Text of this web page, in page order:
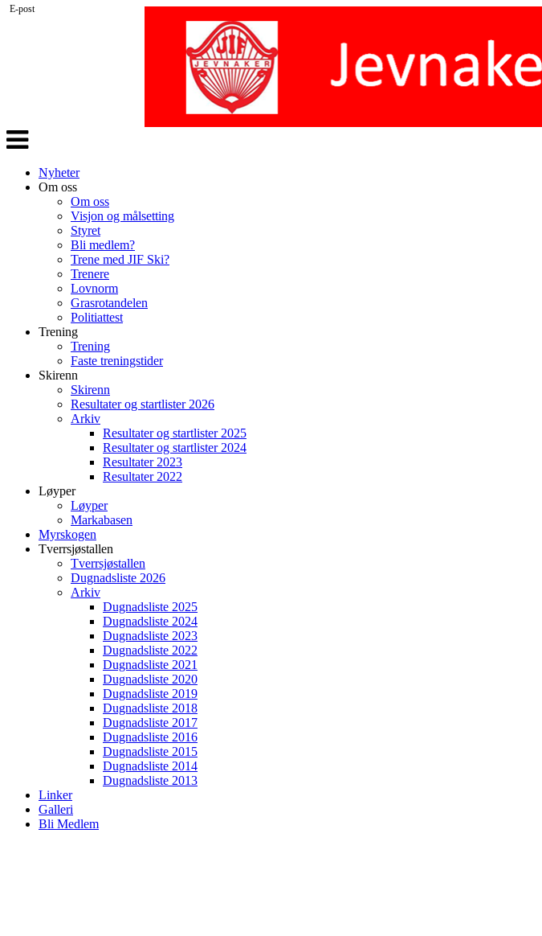
Veksle
navigasjon
Nyheter
Om oss
Om oss
Visjon og målsetting
Styret
Bli medlem?
Trene med JIF Ski?
Trenere
Lovnorm
Grasrotandelen
Politiattest
Trening
Trening
Faste treningstider
Skirenn
Skirenn
Resultater og startlister 2026
Arkiv
Resultater og startlister 2025
Resultater og startlister 2024
Resultater 2023
Resultater 2022
Løyper
Løyper
Markabasen
Myrskogen
Tverrsjøstallen
Tverrsjøstallen
Dugnadsliste 2026
Arkiv
Dugnadsliste 2025
Dugnadsliste 2024
Dugnadsliste 2023
Dugnadsliste 2022
Dugnadsliste 2021
Dugnadsliste 2020
Dugnadsliste 2019
Dugnadsliste 2018
Dugnadsliste 2017
Dugnadsliste 2016
Dugnadsliste 2015
Dugnadsliste 2014
Dugnadsliste 2013
Linker
Galleri
Bli Medlem
E-post